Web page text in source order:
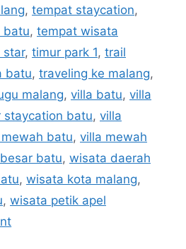
, tempat staycation,
batu, tempat wisata
star, timur park 1, trail
batu, traveling ke malang,
malang, villa batu, villa
staycation batu, villa
batu, villa mewah
batu, wisata daerah
, wisata kota malang,
, wisata petik apel